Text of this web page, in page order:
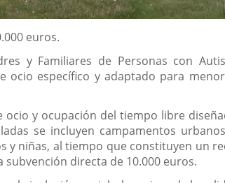
euros.
y Familiares de Personas con
específico y adaptado para
y ocupación del tiempo libre
se incluyen campamentos
niñas, al tiempo que constituyen un
directa de 10.000 euros.